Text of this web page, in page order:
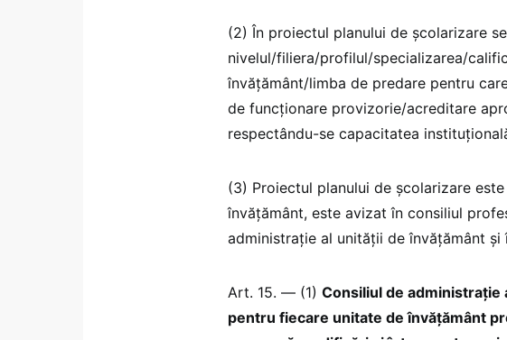
(2) În proiectul planului de școlarizare
nivelul/filiera/profilul/specializarea/
învățământ/limba de predare pentru
de funcționare provizorie/acreditare
respectându-se capacitatea
(3) Proiectul planului de școlarizare
învățământ, este avizat în consiliul
administrație al unității de învățământ
Art. 15. — (1) Consiliul de administrație
pentru fiecare unitate de învățământ